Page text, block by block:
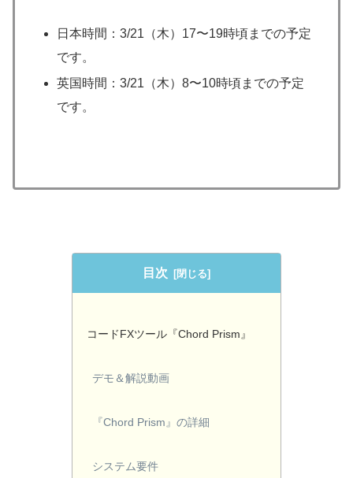
日本時間：3/21（木）17〜19時頃までの予定
です。
英国時間：3/21（木）8〜10時頃までの予定
です。
目次
コードFXツール『Chord Prism』
デモ＆解説動画
『Chord Prism』の詳細
システム要件